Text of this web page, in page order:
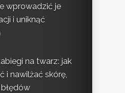
wprowadzić je
i uniknąć
na twarz: jak
i nawilżać skórę,